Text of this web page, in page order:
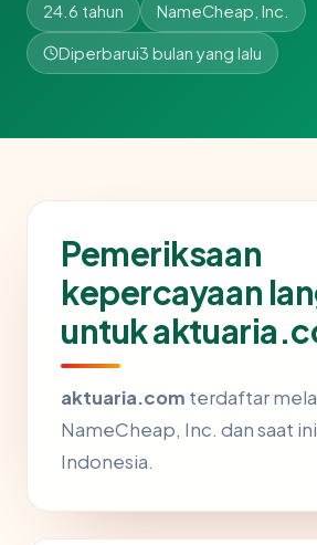
24.6 tahun NameCheap, Inc.
Diperbarui3 bulan yang lalu
Pemeriksaan
kepercayaan
untuk
aktuaria.com terdaftar
NameCheap, Inc. dan saat
Indonesia.